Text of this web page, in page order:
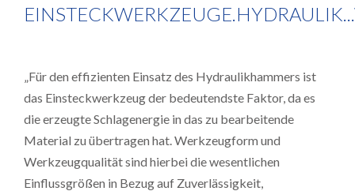
KONTAKT
„Für den effizienten Einsatz des Hydraulikhammers ist
das Einsteckwerkzeug der bedeutendste Faktor, da es
die erzeugte Schlagenergie in das zu bearbeitende
Material zu übertragen hat. Werkzeugform und
Werkzeugqualität sind hierbei die wesentlichen
Einflussgrößen in Bezug auf Zuverlässigkeit,